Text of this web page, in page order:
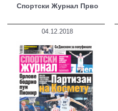
Спортски Журнал Прво
04.12.2018